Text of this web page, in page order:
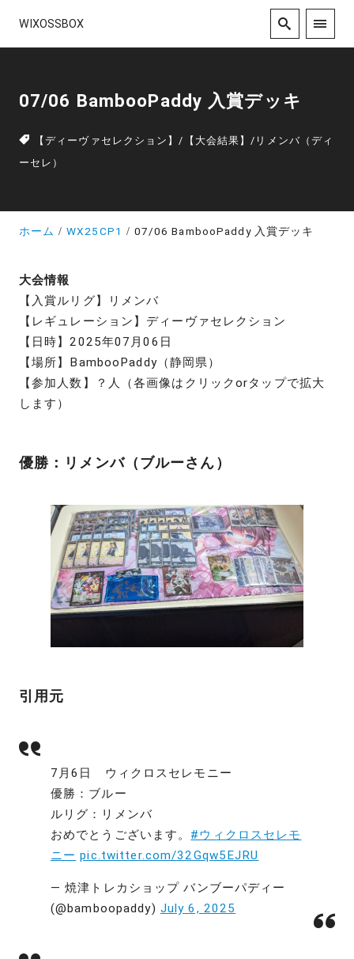
WIXOSSBOX
07/06 BambooPaddy 入賞デッキ
【ディーヴァセレクション】/ 【大会結果】/ リメンバ（ディ
ーセレ）
ホーム WX25CP1 07/06 BambooPaddy 入賞デッキ
大会情報
【入賞ルリグ】リメンバ
【レギュレーション】ディーヴァセレクション
【日時】2025年07月06日
【場所】BambooPaddy（静岡県）
【参加人数】？人（各画像はクリックorタップで拡大
します）
優勝：リメンバ（ブルーさん）
引用元
7月6日 ウィクロスセレモニー
優勝：ブルー
ルリグ：リメンバ
おめでとうございます。 #ウィクロスセレモ
ニー pic.twitter.com/32Gqw5EJRU
— 焼津トレカショップ バンブーパディー
(@bamboopaddy) July 6, 2025